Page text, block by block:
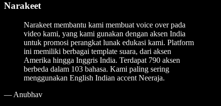
Narakeet
Narakeet membantu kami membuat voice over pada
video kami, yang kami gunakan dengan aksen India
untuk promosi perangkat lunak edukasi kami. Platform
ini memiliki berbagai template suara, dari aksen
Amerika hingga Inggris India. Terdapat 790 aksen
berbeda dalam 103 bahasa. Kami paling sering
menggunakan English Indian accent Neeraja.
— Anubhav